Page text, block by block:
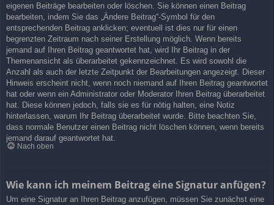
eigenen Beiträge bearbeiten oder löschen. Sie können einen Beitrag
bearbeiten, indem Sie das „Ändere Beitrag“-Symbol für den
entsprechenden Beitrag anklicken; eventuell ist dies nur für einen
begrenzten Zeitraum nach seiner Erstellung möglich. Wenn bereits
jemand auf Ihren Beitrag geantwortet hat, wird Ihr Beitrag in der
Themenansicht als überarbeitet gekennzeichnet. Es wird sowohl die
Anzahl als auch der letzte Zeitpunkt der Bearbeitungen angezeigt. Dieser
Hinweis erscheint nicht, wenn noch niemand auf Ihren Beitrag geantwortet
hat oder wenn ein Administrator oder Moderator Ihren Beitrag überarbeitet
hat. Diese können jedoch, falls sie es für nötig halten, eine Notiz
hinterlassen, warum Ihr Beitrag überarbeitet wurde. Bitte beachten Sie,
dass normale Benutzer einen Beitrag nicht löschen können, wenn bereits
jemand darauf geantwortet hat.
Nach oben
Wie kann ich meinem Beitrag eine Signatur anfügen?
Um eine Signatur an Ihren Beitrag anzufügen, müssen Sie zunächst eine